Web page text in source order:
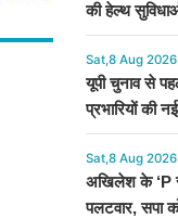
की हेल्थ
Sat,8 Aug 2026
यूपी चुनाव से
प्रभारियों की
Sat,8 Aug 2026
अखिलेश के ‘P से
पलटवार, सपा